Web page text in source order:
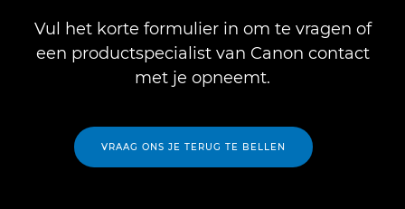
Vul het korte formulier in om te vragen of
een productspecialist van Canon contact
met je opneemt.
VRAAG ONS JE TERUG TE BELLEN